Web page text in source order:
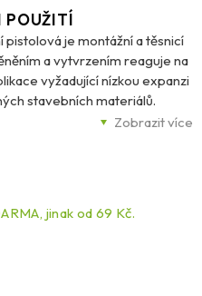
Zobrazit více
POUŽITÍ
pistolová je montážní a těsnicí
a vytvrzením reaguje na
vyžadující nízkou expanzi
stavebních materiálů.
okenních parapetů,
Používá se také k utěsnění
topení, plynu a elektřiny.
a silikonu.
jinak od 69 Kč.